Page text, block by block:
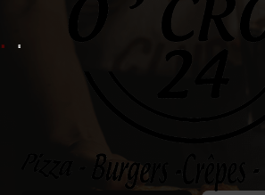
NOTRE RESTAURANT